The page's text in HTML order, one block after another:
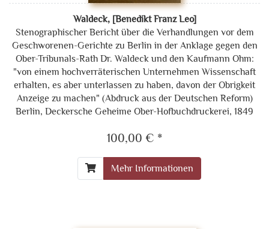
Waldeck, [Benedikt Franz Leo]
Stenographischer Bericht über die Verhandlungen vor dem
Geschworenen-Gerichte zu Berlin in der Anklage gegen den
Ober-Tribunals-Rath Dr. Waldeck und den Kaufmann Ohm:
"von einem hochverräterischen Unternehmen Wissenschaft
erhalten, es aber unterlassen zu haben, davon der Obrigkeit
Anzeige zu machen" (Abdruck aus der Deutschen Reform)
Berlin, Deckersche Geheime Ober-Hofbuchdruckerei, 1849
100,00 € *
Mehr Informationen